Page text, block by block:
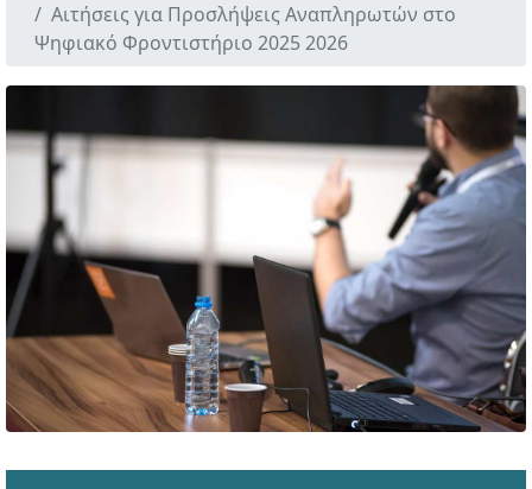
Αιτήσεις για Προσλήψεις Αναπληρωτών στο
Ψηφιακό Φροντιστήριο 2025 2026